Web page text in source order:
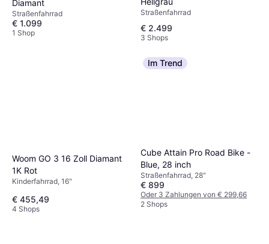
Diamant
Straßenfahrrad
€ 1.099
1 Shop
Straßenfahrrad
€ 2.499
3 Shops
Woom GO 3 16 Zoll Diamant
1K Rot
Kinderfahrrad, 16"
€ 455,49
4 Shops
Im Trend
Cube Attain Pro Road Bike -
Blue, 28 inch
Straßenfahrrad, 28"
€ 899
Oder 3 Zahlungen von € 299,66
2 Shops